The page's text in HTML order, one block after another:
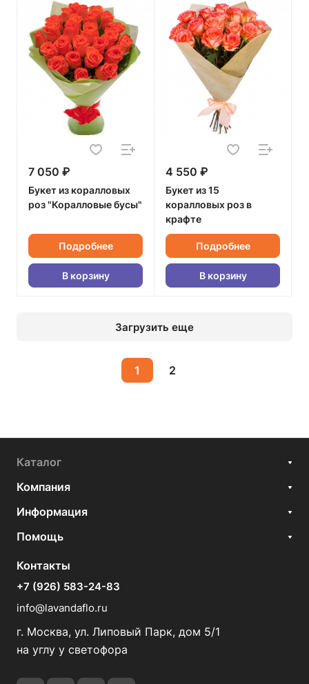
7 050 ₽
Букет из коралловых
роз "Коралловые бусы"
Подробнее
В корзину
4 550 ₽
Букет из 15
коралловых роз в
крафте
Подробнее
В корзину
Загрузить еще
1 2
Каталог
Компания
Информация
Помощь
Контакты
+7 (926) 583-24-83
info@lavandaflo.ru
г. Москва, ул. Липовый Парк, дом 5/1
на углу у светофора